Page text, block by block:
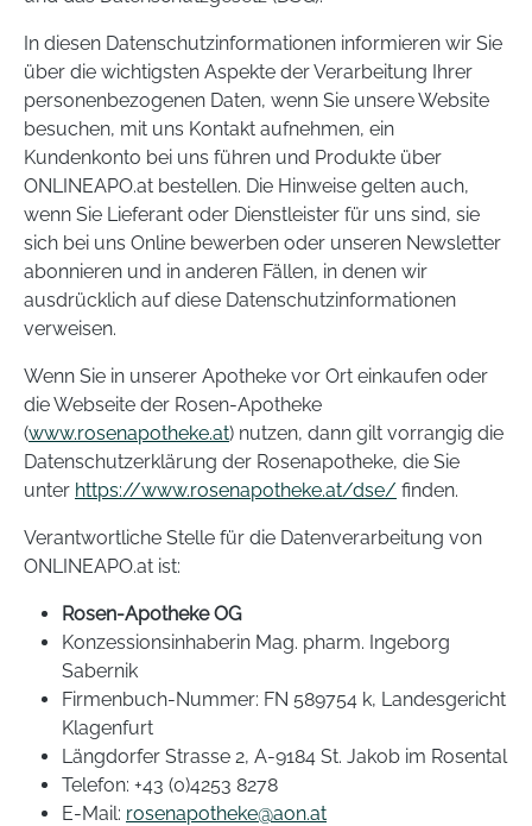
In diesen Datenschutzinformationen informieren wir Sie
über die wichtigsten Aspekte der Verarbeitung Ihrer
personenbezogenen Daten, wenn Sie unsere Website
besuchen, mit uns Kontakt aufnehmen, ein
Kundenkonto bei uns führen und Produkte über
ONLINEAPO.at bestellen. Die Hinweise gelten auch,
wenn Sie Lieferant oder Dienstleister für uns sind, sie
sich bei uns Online bewerben oder unseren Newsletter
abonnieren und in anderen Fällen, in denen wir
ausdrücklich auf diese Datenschutzinformationen
verweisen.
Wenn Sie in unserer Apotheke vor Ort einkaufen oder
die Webseite der Rosen-Apotheke
(www.rosenapotheke.at) nutzen, dann gilt vorrangig die
Datenschutzerklärung der Rosenapotheke, die Sie
unter https://www.rosenapotheke.at/dse/ finden.
Verantwortliche Stelle für die Datenverarbeitung von
ONLINEAPO.at ist:
Rosen-Apotheke OG
Konzessionsinhaberin Mag. pharm. Ingeborg
Sabernik
Firmenbuch-Nummer: FN 589754 k, Landesgericht
Klagenfurt
Längdorfer Strasse 2, A-9184 St. Jakob im Rosental
Telefon: +43 (0)4253 8278
E-Mail: rosenapotheke@aon.at